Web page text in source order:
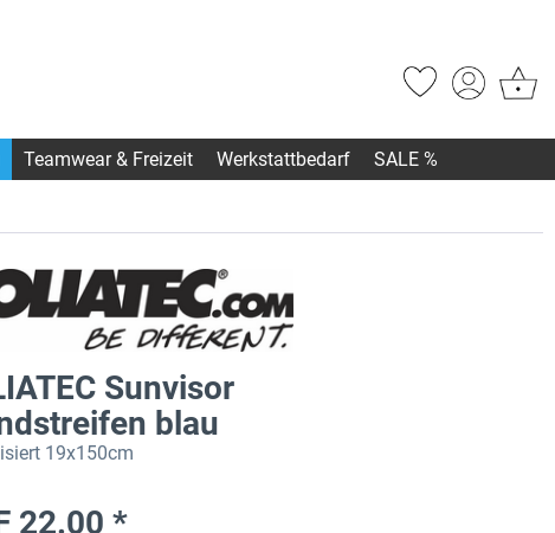
Teamwear & Freizeit Werkstattbedarf SALE %
Sunvisor
blau
19x150cm
22.00 *